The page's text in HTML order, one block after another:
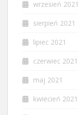
wrzesień 2021
sierpień 2021
lipiec 2021
czerwiec 2021
maj 2021
kwiecień 2021